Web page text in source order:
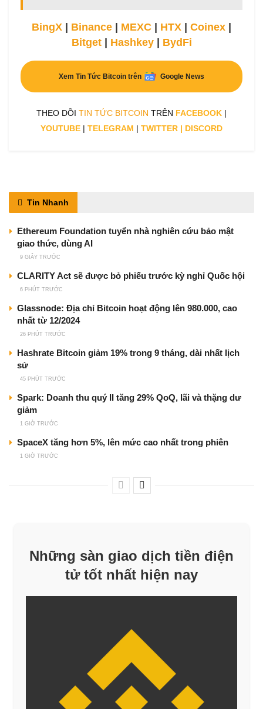
BingX | Binance | MEXC | HTX | Coinex |
Bitget| Hashkey| BydFi
Xem Tin Tức Bitcoin trên Google News
THEO DÕI TIN TỨC BITCOIN TRÊN FACEBOOK |
YOUTUBE | TELEGRAM | TWITTER | DISCORD
Tin Nhanh
Ethereum Foundation tuyển nhà nghiên cứu bảo mật
giao thức, dùng AI
9 GIÂY TRƯỚC
CLARITY Act sẽ được bỏ phiếu trước kỳ nghỉ Quốc hội
6 PHÚT TRƯỚC
Glassnode: Địa chỉ Bitcoin hoạt động lên 980.000, cao
nhất từ 12/2024
26 PHÚT TRƯỚC
Hashrate Bitcoin giảm 19% trong 9 tháng, dài nhất lịch
sử
45 PHÚT TRƯỚC
Spark: Doanh thu quý II tăng 29% QoQ, lãi và thặng dư
giảm
1 GIỜ TRƯỚC
SpaceX tăng hơn 5%, lên mức cao nhất trong phiên
1 GIỜ TRƯỚC
Những sàn giao dịch tiền điện
tử tốt nhất hiện nay